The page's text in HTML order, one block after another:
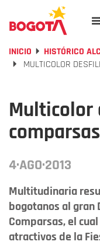
INICIO
HISTÓRICO
MULTICOLOR
Multicolor
comparsas
4·AGO·2013
Multitudinaria
bogotanos al
Comparsas, el
atractivos de la